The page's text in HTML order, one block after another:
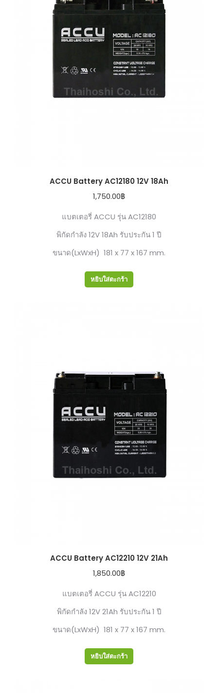
ACCU Battery AC12180 12V 18Ah
1,750.00฿
แบตเตอรี่ ACCU รุ่น AC12180
พิกัดกำลัง 12V 18Ah รับประกัน 1 ปี
ขนาด(LxWxH) 181 x 77 x 167 mm.
หยิบใส่ตะกร้า
ACCU Battery AC12210 12V 21Ah
1,850.00฿
แบตเตอรี่ ACCU รุ่น AC12210
พิกัดกำลัง 12V 21Ah รับประกัน 1 ปี
ขนาด(LxWxH) 181 x 77 x 167 mm.
หยิบใส่ตะกร้า